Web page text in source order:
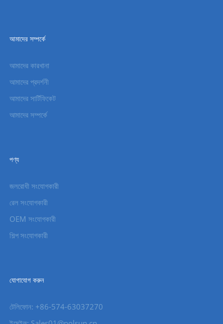
আমাদের সম্পর্কে
আমাদের কারখানা
আমাদের প্রদর্শনী
আমাদের সার্টিফিকেট
আমাদের সম্পর্কে
পণ্য
জলরোধী সংযোগকারী
রেল সংযোগকারী
OEM সংযোগকারী
শিল্প সংযোগকারী
যোগাযোগ করুন
টেলিফোন: +86-574-63037270